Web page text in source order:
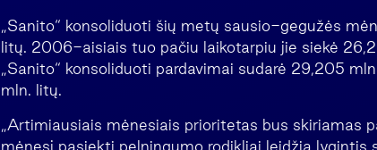
„Sanito“ konsoliduoti šių metų sausio-gegužės
litų. 2006-aisiais tuo pačiu laikotarpiu jie siekė
„Sanito“ konsoliduoti pardavimai sudarė 29,205
mln. litų.
„Artimiausiais mėnesiais prioritetas bus skiriamas
mėnesį pasiekti pelningumo rodikliai leidžia lygintis